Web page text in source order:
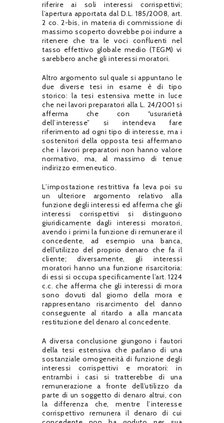
riferire ai soli interessi corrispettivi;
l’apertura apportata dal D.L. 185/2008, art.
2 co. 2-bis, in materia di commissione di
massimo scoperto dovrebbe poi indurre a
ritenere che tra le voci confluenti nel
tasso effettivo globale medio (TEGM) vi
sarebbero anche gli interessi moratori.
Altro argomento sul quale si appuntano le
due diverse tesi in esame è di tipo
storico: la tesi estensiva mette in luce
che nei lavori preparatori alla L. 24/2001 si
afferma che con “usurarietà
dell’interesse” si intendeva fare
riferimento ad ogni tipo di interesse, ma i
sostenitori della opposta tesi affermano
che i lavori preparatori non hanno valore
normativo, ma, al massimo di tenue
indirizzo ermeneutico.
L’impostazione restrittiva fa leva poi su
un ulteriore argomento relativo alla
funzione degli interessi ed afferma che gli
interessi corrispettivi si distinguono
giuridicamente dagli interessi moratori,
avendo i primi la funzione di remunerare il
concedente, ad esempio una banca,
dell’utilizzo del proprio denaro che fa il
cliente; diversamente, gli interessi
moratori hanno una funzione risarcitoria:
di essi si occupa specificamente l’art. 1224
c.c. che afferma che gli interessi di mora
sono dovuti dal giorno della mora e
rappresentano risarcimento del danno
conseguente al ritardo a alla mancata
restituzione del denaro al concedente.
A diversa conclusione giungono i fautori
della tesi estensiva che parlano di una
sostanziale omogeneità di funzione degli
interessi corrispettivi e moratori: in
entrambi i casi si tratterebbe di una
remunerazione a fronte dell’utilizzo da
parte di un soggetto di denaro altrui, con
la differenza che, mentre l’interesse
corrispettivo remunera il denaro di cui